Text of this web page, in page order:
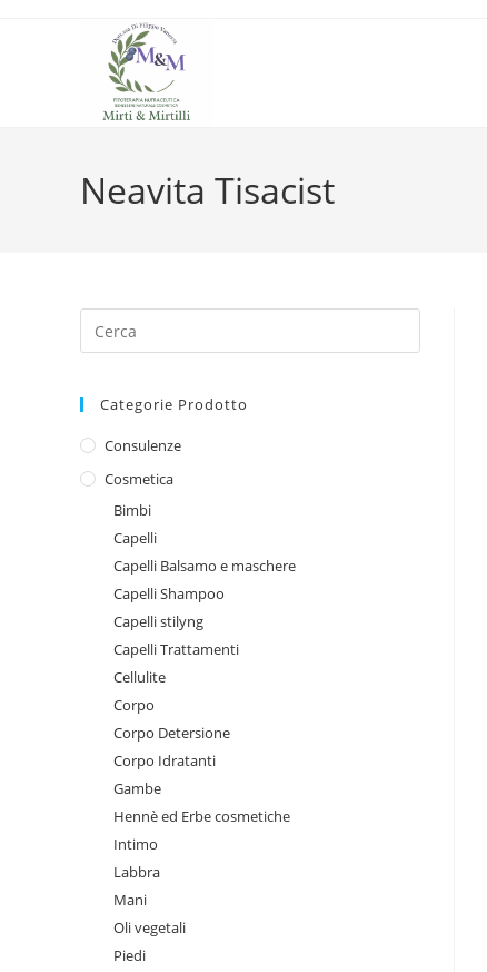
Neavita Tisacist
Categorie Prodotto
Consulenze
Cosmetica
Bimbi
Capelli
Capelli Balsamo e maschere
Capelli Shampoo
Capelli stilyng
Capelli Trattamenti
Cellulite
Corpo
Corpo Detersione
Corpo Idratanti
Gambe
Hennè ed Erbe cosmetiche
Intimo
Labbra
Mani
Oli vegetali
Piedi